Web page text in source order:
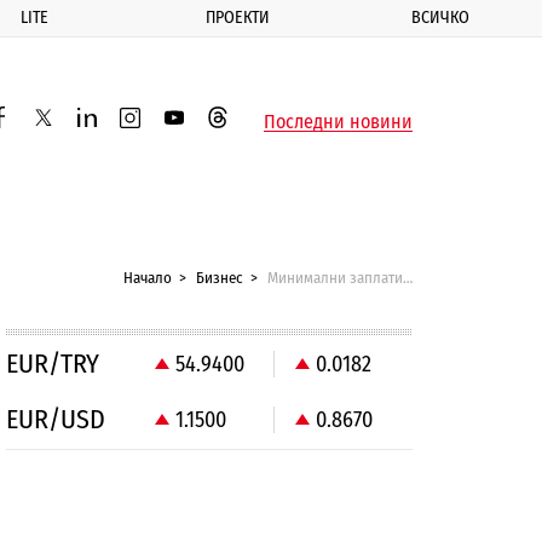
LITE ПРОЕКТИ ВСИЧКО
twitterlinkedininstagram
youtubethreadsПоследни новини
Начало Бизнес Минимални заплати по браншове ще има до 2 г.
EUR/TRY 54.9400 0.0182
EUR/USD 1.1500 0.8670